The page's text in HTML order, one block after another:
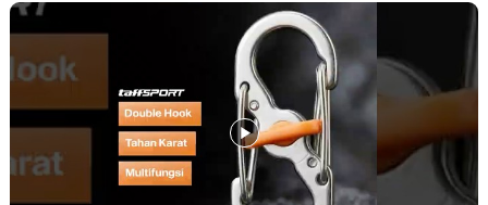
sehingga lebih fleksibel untuk membawa banyak barang sekaligus.
Anda dapat memisahkan barang utama dan cadangan dalam satu
pengait. Desain ini juga memudahkan pemasangan tanpa perlu
memutar atau membuka ulir.
Kuat, Ringan, dan Tahan Lama
Material metal berkualitas memberikan keseimbangan antara
kekuatan dan bobot ringan. Tidak mudah aus meski digunakan
berulang kali. Cocok untuk penggunaan jangka panjang tanpa
khawatir cepat rusak.